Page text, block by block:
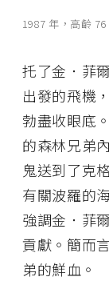
1987 年，高齡
托了金．菲
出發的飛機
勃盡收眼底
的森林兄弟
鬼送到了克
有關波羅的
強調金．菲
貢獻。簡而
弟的鮮血。